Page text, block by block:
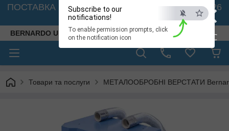
×
ESC
Subscribe to our
notifications!
To enable permission prompts, click
on the notification icon
ПОСТАВКА ВЕРСТАТІВ З АВСТРІЇ - 🚛 26.08. 2026
🚛
BERNARDO UKRAINE
Товари та послуги МЕТАЛООБРОБНІ ВЕРСТАТИ